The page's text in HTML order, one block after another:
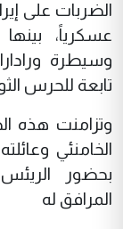
عسكرياً،
وسيطرة
تابعة للحرس
وتزامنت هذه
الخامنئي
بحضور
المرافق له